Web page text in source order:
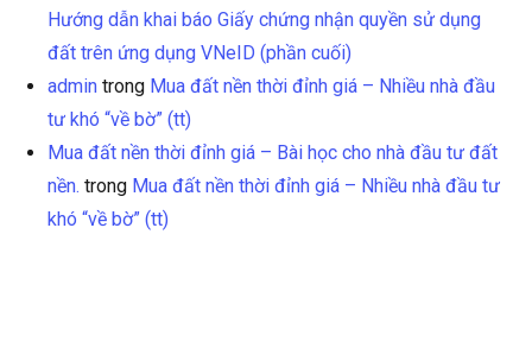
Hướng dẫn khai báo Giấy chứng nhận quyền sử dụng
đất trên ứng dụng VNeID (phần cuối)
admin trong Mua đất nền thời đỉnh giá – Nhiều nhà đầu
tư khó “về bờ” (tt)
Mua đất nền thời đỉnh giá – Bài học cho nhà đầu tư đất
nền. trong Mua đất nền thời đỉnh giá – Nhiều nhà đầu tư
khó “về bờ” (tt)